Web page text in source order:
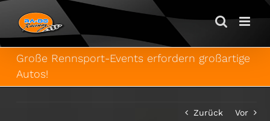
Zum
Inhalt
springen
Große Rennsport-Events erfordern großartige
Autos!
Zurück Vor